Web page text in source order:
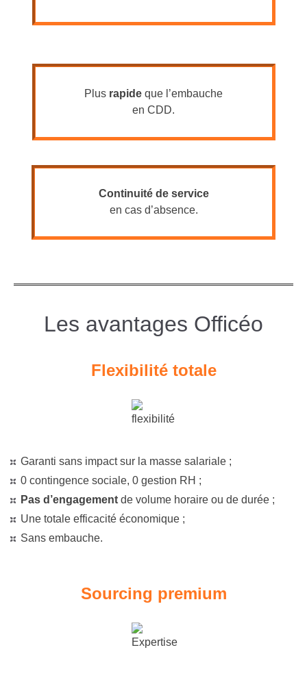
Plus rapide que l’embauche
en CDD.
Continuité de service
en cas d’absence.
Les avantages Officéo
Flexibilité totale
Garanti sans impact sur la masse salariale ;
0 contingence sociale, 0 gestion RH ;
Pas d’engagement de volume horaire ou de durée ;
Une totale efficacité économique ;
Sans embauche.
Sourcing premium